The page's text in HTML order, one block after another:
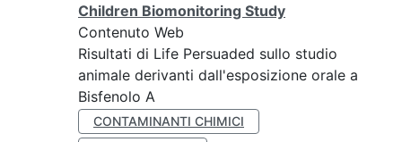
Children Biomonitoring Study
Contenuto Web
Risultati di Life Persuaded sullo studio
animale derivanti dall'esposizione orale a
Bisfenolo A
CONTAMINANTI CHIMICI